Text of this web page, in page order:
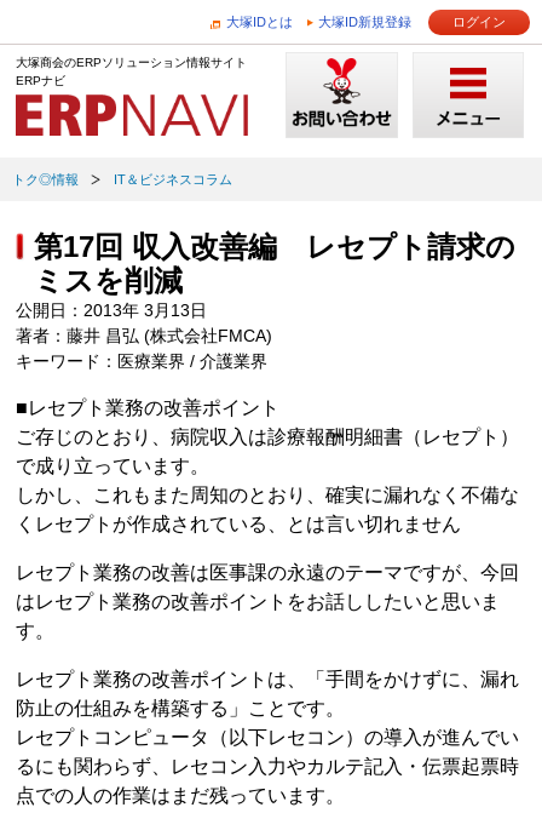
大塚IDとは 大塚ID新規登録 ログイン
大塚商会のERPソリューション情報サイト
ERPナビ
トク◎情報 IT＆ビジネスコラム
第17回 収入改善編 レセプト請求の
ミスを削減
公開日：2013年 3月13日
著者：藤井 昌弘 (株式会社FMCA)
キーワード：医療業界 / 介護業界
■レセプト業務の改善ポイント
ご存じのとおり、病院収入は診療報酬明細書（レセプト）
で成り立っています。
しかし、これもまた周知のとおり、確実に漏れなく不備な
くレセプトが作成されている、とは言い切れません
レセプト業務の改善は医事課の永遠のテーマですが、今回
はレセプト業務の改善ポイントをお話ししたいと思いま
す。
レセプト業務の改善ポイントは、「手間をかけずに、漏れ
防止の仕組みを構築する」ことです。
レセプトコンピュータ（以下レセコン）の導入が進んでい
るにも関わらず、レセコン入力やカルテ記入・伝票起票時
点での人の作業はまだ残っています。